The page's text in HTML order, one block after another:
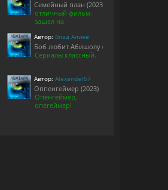
Семейный план (2023)
отличный фильм.
зашел на
Автор: Влад Алиев
Боб любит Абишолу (1-5 сезон)
Сериалы классный.
Автор: Alexander57
Оппенгеймер (2023)
Опенгеймер,
опегеймер!